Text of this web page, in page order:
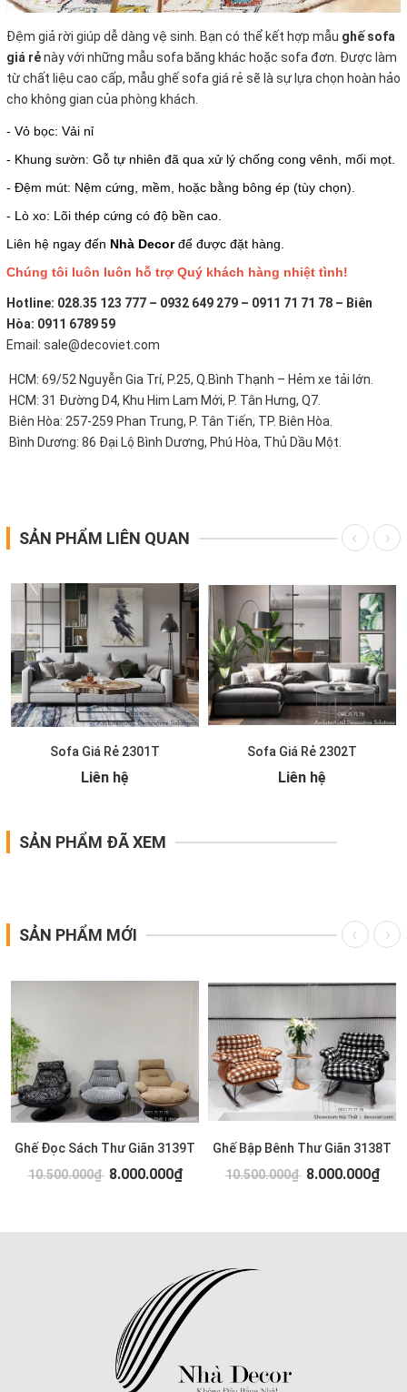
Đệm giả rời giúp dễ dàng vệ sinh. Bạn có thể kết hợp mẫu ghế sofa
giá rẻnày với những mẫu sofa băng khác hoặc sofa đơn. Được làm
từ chất liệu cao cấp, mẫu ghế sofa giá rẻ sẽ là sự lựa chọn hoàn hảo
cho không gian của phòng khách.
- Vỏ bọc: Vải nỉ
- Khung sườn: Gỗ tự nhiên đã qua xử lý chống cong vênh, mối mọt.
- Đệm mút: Nệm cứng, mềm, hoặc bằng bông ép (tùy chọn).
- Lò xo: Lõi thép cứng có độ bền cao.
Liên hệ ngay đến Nhà Decorđể được đặt hàng.
Chúng tôi luôn luôn hỗ trợ Quý khách hàng nhiệt tình!
Hotline: 028.35 123 777 – 0932 649 279 – 0911 71 71 78 – Biên
Hòa: 0911 6789 59
Email: sale@decoviet.com
HCM: 69/52 Nguyễn Gia Trí, P.25, Q.Bình Thạnh – Hẻm xe tải lớn.
HCM: 31 Đường D4, Khu Him Lam Mới, P. Tân Hưng, Q7.
Biên Hòa: 257-259 Phan Trung, P. Tân Tiến, TP. Biên Hòa.
Bình Dương: 86 Đại Lộ Bình Dương, Phú Hòa, Thủ Dầu Một.
SẢN PHẨM LIÊN QUAN
Sofa Giá Rẻ 2301T
Liên hệ
Sofa Giá Rẻ 2302T
Liên hệ
SẢN PHẨM ĐÃ XEM
SẢN PHẨM MỚI
Ghế Đọc Sách Thư Giãn 3139T
10.500.000₫ 8.000.000₫
Ghế Bập Bênh Thư Giãn 3138T
10.500.000₫ 8.000.000₫